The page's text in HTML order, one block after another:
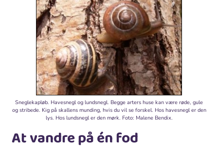
Sneglekapløb. Havesnegl og lundsnegl. Begge arters huse kan være røde, gule
og stribede. Kig på skallens munding, hvis du vil se forskel. Hos havesnegl er den
lys. Hos lundsnegl er den mørk. Foto: Malene Bendix.
At vandre på én fod